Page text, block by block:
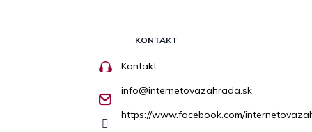
KONTAKT
Kontakt
info@internetovazahrada.sk
https://www.facebook.com/